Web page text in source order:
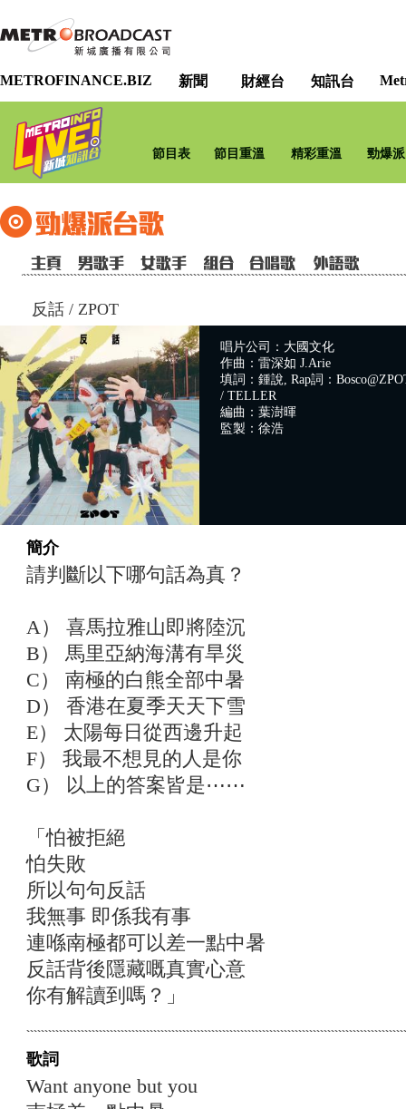
METROFINANCE.BIZ 新聞 財經台 知訊台
節目表 節目重溫 精彩重溫 勁爆
反話 / ZPOT
唱片公司：大國文化
作曲：雷深如 J.Arie
填詞：鍾說, Rap詞：
/ TELLER
編曲：葉澍暉
監製：徐浩
簡介
請判斷以下哪句話為真？
A） 喜馬拉雅山即將陸沉
B） 馬里亞納海溝有旱災
C） 南極的白熊全部中暑
D） 香港在夏季天天下雪
E） 太陽每日從西邊升起
F） 我最不想見的人是你
G） 以上的答案皆是⋯⋯
「怕被拒絕
怕失敗
所以句句反話
我無事 即係我有事
連喺南極都可以差一點中暑
反話背後隱藏嘅真實心意
你有解讀到嗎？」
歌詞
Want anyone but you